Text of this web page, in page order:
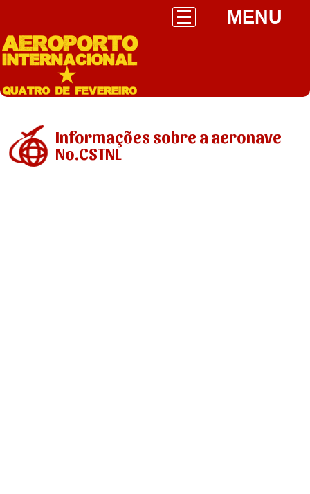
MENU
Informações sobre a aeronave
No.CSTNL